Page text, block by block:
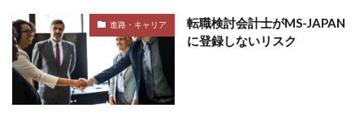
進路・キャリア
転職検討会計士がMS-JAPAN
に登録しないリスク